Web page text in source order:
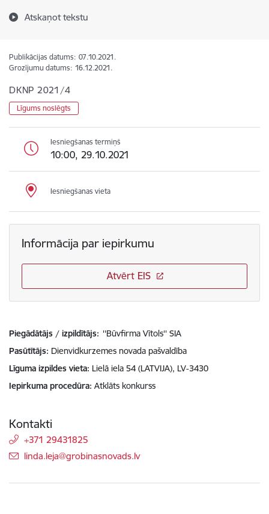
Atskaņot tekstu
Publikācijas datums: 07.10.2021.
Grozījumu datums: 16.12.2021.
DKNP 2021/4
Līgums noslēgts
Iesniegšanas termiņš
10:00, 29.10.2021
Iesniegšanas vieta
Informācija par iepirkumu
Atvērt EIS
Piegādātājs / izpildītājs: ''Būvfirma Vītols'' SIA
Pasūtītājs Dienvidkurzemes novada pašvaldība
Līguma izpildes vieta Lielā iela 54 (LATVIJA), LV-3430
Iepirkuma procedūra Atklāts konkurss
Kontakti
+371 29431825
E-pasts:
linda.leja@grobinasnovads.lv